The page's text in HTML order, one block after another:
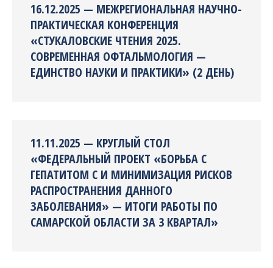
16.12.2025 — МЕЖРЕГИОНАЛЬНАЯ НАУЧНО-
ПРАКТИЧЕСКАЯ КОНФЕРЕНЦИЯ
«СТУКАЛОВСКИЕ ЧТЕНИЯ 2025.
СОВРЕМЕННАЯ ОФТАЛЬМОЛОГИЯ —
ЕДИНСТВО НАУКИ И ПРАКТИКИ» (2 ДЕНЬ)
11.11.2025 — КРУГЛЫЙ СТОЛ
«ФЕДЕРАЛЬНЫЙ ПРОЕКТ «БОРЬБА С
ГЕПАТИТОМ С И МИНИМИЗАЦИЯ РИСКОВ
РАСПРОСТРАНЕНИЯ ДАННОГО
ЗАБОЛЕВАНИЯ» — ИТОГИ РАБОТЫ ПО
САМАРСКОЙ ОБЛАСТИ ЗА 3 КВАРТАЛ»